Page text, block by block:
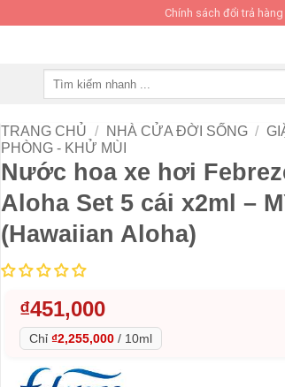
Chính sách đổi trả hàng
TRANG CHỦ / NHÀ CỬA ĐỜI SỐNG /
PHÒNG - KHỬ MÙI
Nước hoa xe hơi
Aloha Set 5 cái x2ml –
(Hawaiian Aloha)
₫451,000
Chỉ ₫2,255,000 / 10ml